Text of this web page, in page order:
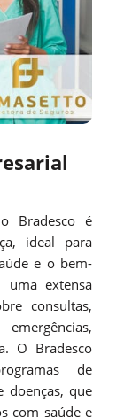
Bradesco é
ideal para
e o bem-
uma extensa
consultas,
O Bradesco
de
doenças, que
com saúde e